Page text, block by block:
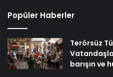
Popüler Haberler
Terörsüz
barışın ve